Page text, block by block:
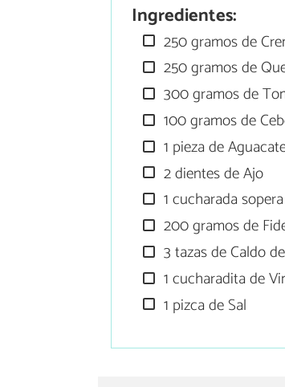
Ingredientes:
250 gramos de
250 gramos de
300 gramos de
100 gramos de
1 pieza de
2 dientes de Ajo
1 cucharada
200 gramos de
3 tazas de Caldo
1 cucharadita de
1 pizca de Sal